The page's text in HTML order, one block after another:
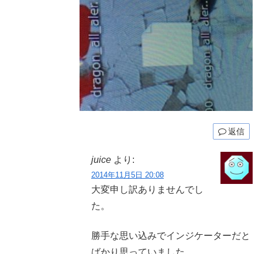
返信
juice より:
2014年11月5日 20:08
大変申し訳ありませんでし
た。
勝手な思い込みでインジケーターだと
ばかり思っていました、、